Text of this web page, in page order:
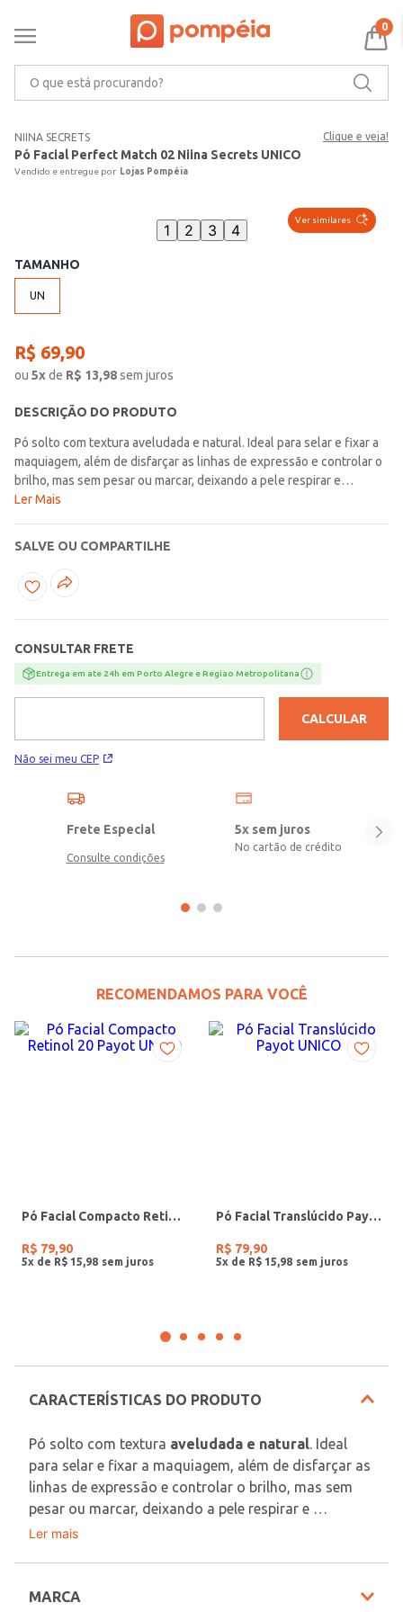
0
NIINA SECRETS Clique e veja!
Pó Facial Perfect Match 02 Niina Secrets UNICO
Lojas Pompéia
Ver similares
1 2 3 4
TAMANHO
UN
R$ 69,90
ou 5xde R$ 13,98sem juros
DESCRIÇÃO DO PRODUTO
Pó solto com textura aveludada e natural. Ideal para selar e fixar a
maquiagem, além de disfarçar as linhas de expressão e controlar o
brilho, mas sem pesar ou marcar, deixando a pele respirar e
permitindo construir camadas. Possui em sua fórmula blend de
secrets 3.0 que possui uma combinação de diferentes elementos
que auxiliam na melhora da aparência da pele, disfarçando os
poros. Sua embalagem inovadora tem sistema de trava que evita
antibrilho;\nDura o dia todo;\nNão acumula/marca;\nResistente ao
suor.\n\nA cor 2 é uma pó de intensidade de cor clara de subtom
neutro, sendo uma ótima opção de pó para a pele
Ler Mais
SALVE OU COMPARTILHE
CONSULTAR FRETE
Entrega em ate 24h em Porto Alegre e Regiao Metropolitana
Não sei meu CEP
CALCULAR
Frete Especial
Consulte condições
5x sem juros
No cartão de crédito
RECOMENDAMOS PARA VOCÊ
Pó Facial Compacto Retinol 20 Payot UNICO
R$ 79,90
5x de R$ 15 98
Pó Facial Translúcido Payot UNICO
R$ 79,90
5x de R$ 15 98
CARACTERÍSTICAS DO PRODUTO
Pó solto com textura aveludada e natural . Ideal
para selar e fixar a maquiagem, além de disfarçar as
linhas de expressão e controlar o brilho, mas sem
pesar ou marcar, deixando a pele respirar e
permitindo construir camadas. Possui em sua
vegetal, fucogel e prebióticos
Benefícios
Textura ultrafina;
Ler mais
MARCA